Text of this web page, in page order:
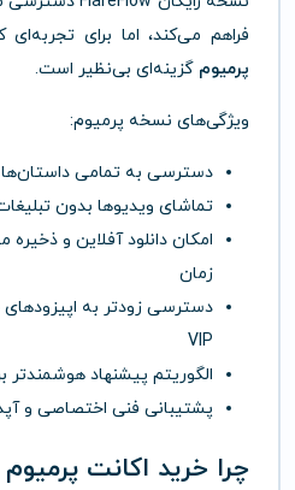
فراهم می‌کند، اما برای
پرمیوم گزینه‌ای بی‌نظیر است.
ویژگی‌های نسخه پرمیوم:
دسترسی به تمامی داستان‌ها
تماشای ویدیوها بدون
امکان دانلود آفلاین و ذخیره
زمان
دسترسی زودتر به اپیزودهای
VIP
الگوریتم پیشنهاد
پشتیبانی فنی اختصاصی و